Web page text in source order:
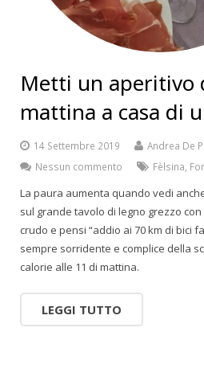
Metti un aperitivo
mattina a casa di
14 Settembre 2019
Andrea De
Nessun commento
Fèlsina
La paura aumenta quando vedi
sul grande tavolo di legno grezzo
crudo e pensi “addio ai 70 km di bici
sempre sorridente e complice della
calorie alle 11 di mattina.
LEGGI TUTTO